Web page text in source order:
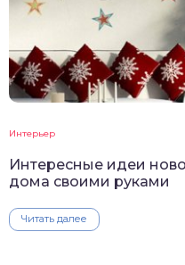
Интерьер
Интересные идеи
дома своими руками
Читать далее